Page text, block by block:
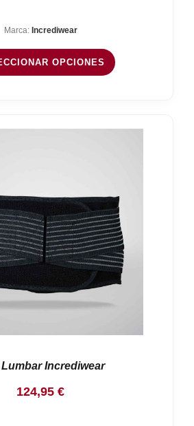
Marca: Incrediwear
OPCIONES
Lumbar Incrediwear
124,95 €